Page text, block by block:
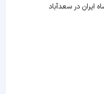
ایران در سعدآباد